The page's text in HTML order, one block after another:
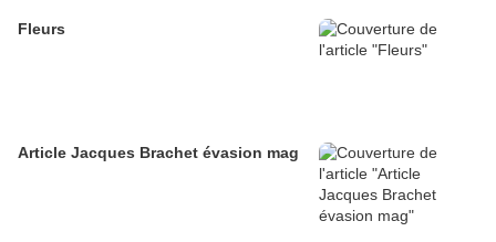
Fleurs
Article Jacques Brachet évasion mag